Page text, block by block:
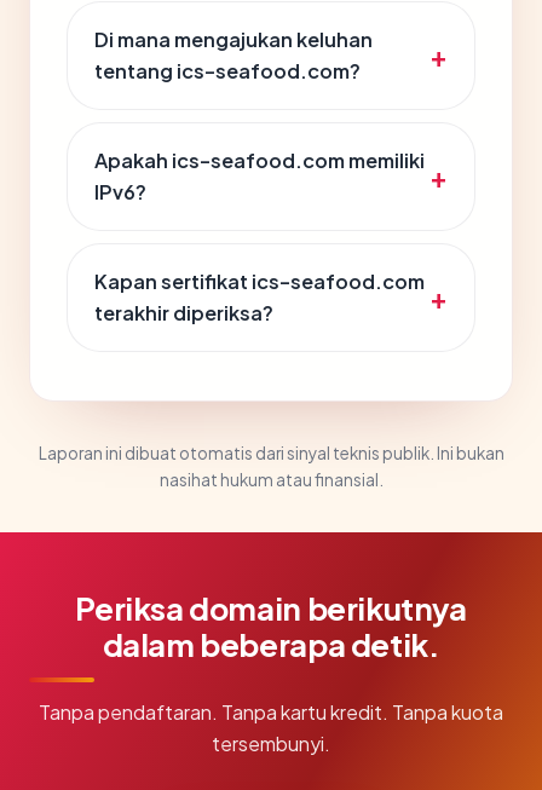
Di mana mengajukan keluhan
tentang ics-seafood.com?
Apakah ics-seafood.com memiliki
IPv6?
Kapan sertifikat ics-seafood.com
terakhir diperiksa?
Laporan ini dibuat otomatis dari sinyal teknis publik. Ini bukan
nasihat hukum atau finansial.
Periksa domain berikutnya
dalam beberapa detik.
Tanpa pendaftaran. Tanpa kartu kredit. Tanpa kuota
tersembunyi.